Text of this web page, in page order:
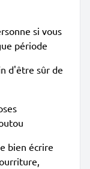
si vous
période
d'être sûr de
bien écrire